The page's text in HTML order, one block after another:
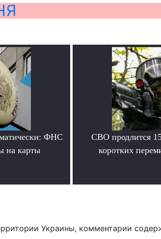
ФНС
на карты
СВО продлится
коротких
Украины, комментарии